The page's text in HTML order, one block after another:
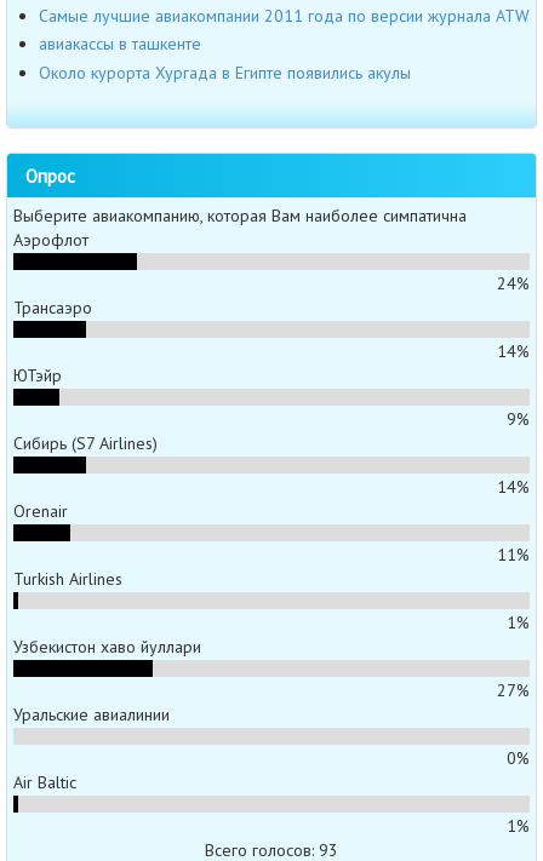
Самые лучшие авиакомпании 2011 года по версии журнала ATW
авиакассы в ташкенте
Около курорта Хургада в Египте появились акулы
Опрос
Выберите авиакомпанию, которая Вам наиболее симпатична
Аэрофлот
24%
Трансаэро
14%
ЮТэйр
9%
Сибирь (S7 Airlines)
14%
Orenair
11%
Turkish Airlines
1%
Узбекистон хаво йуллари
27%
Уральские авиалинии
0%
Air Baltic
1%
Всего голосов: 93